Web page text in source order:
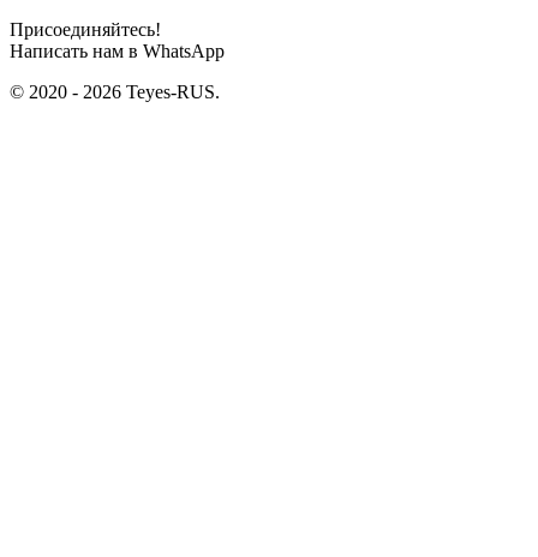
Присоединяйтесь!
Написать нам в WhatsApp
© 2020 - 2026 Teyes-RUS.